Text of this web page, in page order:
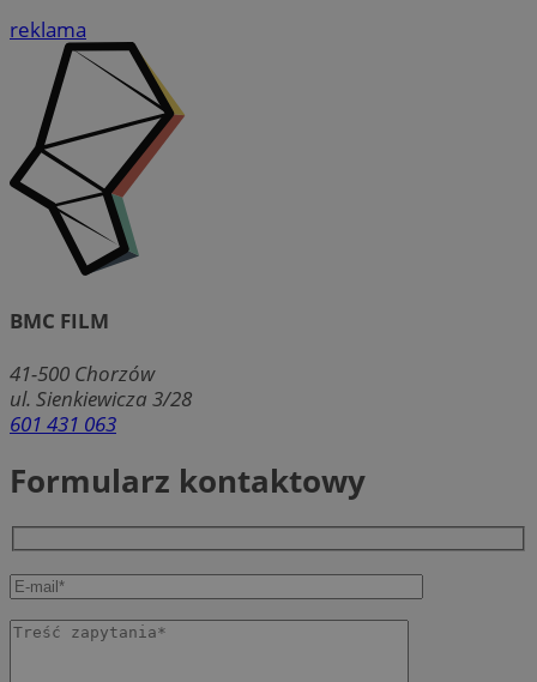
reklama
BMC FILM
41-500 Chorzów
ul. Sienkiewicza 3/28
601 431 063
Formularz kontaktowy